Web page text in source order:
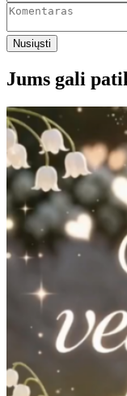
Nusiųsti
Jums gali